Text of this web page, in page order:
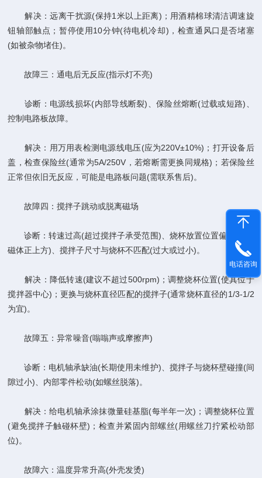
解决：远离干扰源(保持1米以上距离)；用酒精棉球清洁调速旋
钮轴部触点；暂停使用10分钟(待电机冷却)，检查通风口是否堵塞
(如被杂物堵住)。
故障三：通电后无反应(指示灯不亮)
诊断：电源线损坏(内部导线断裂)、保险丝熔断(过载或短路)、
控制电路板故障。
解决：用万用表检测电源线电压(应为220V±10%)；打开设备后
盖，检查保险丝(通常为5A/250V，若熔断需更换同规格)；若保险丝
正常但依旧无反应，可能是电路板问题(需联系售后)。
故障四：搅拌子跳动或脱离磁场
诊断：转速过高(超过搅拌子承受范围)、烧杯放置位置偏移(不在
磁体正上方)、搅拌子尺寸与烧杯不匹配(过大或过小)。
解决：降低转速(建议不超过500rpm)；调整烧杯位置(使其位于
搅拌器中心)；更换与烧杯直径匹配的搅拌子(通常烧杯直径的1/3-1/2
为宜)。
故障五：异常噪音(嗡嗡声或摩擦声)
诊断：电机轴承缺油(长期使用未维护)、搅拌子与烧杯壁碰撞(间
隙过小)、内部零件松动(如螺丝脱落)。
解决：给电机轴承涂抹微量硅基脂(每半年一次)；调整烧杯位置
(避免搅拌子触碰杯壁)；检查并紧固内部螺丝(用螺丝刀拧紧松动部
位)。
故障六：温度异常升高(外壳发烫)
电话咨询